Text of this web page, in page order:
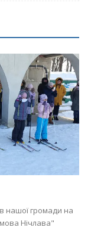
нашої громади на
Нічлава"